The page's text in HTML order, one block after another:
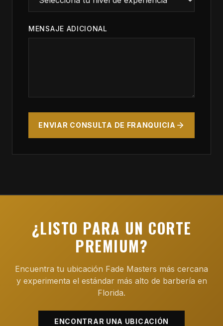
MENSAJE ADICIONAL
ENVIAR CONSULTA DE FRANQUICIA
¿LISTO PARA UN CORTE
PREMIUM?
Encuentra tu ubicación Fade Masters más cercana
y experimenta el estándar más alto de barbería en
Florida.
ENCONTRAR UNA UBICACIÓN